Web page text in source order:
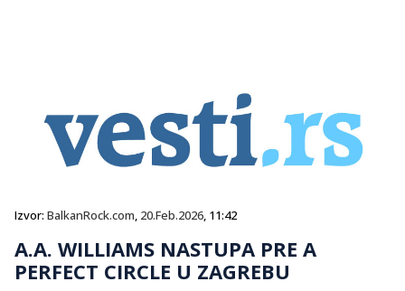
Izvor: BalkanRock.com, 20.Feb.2026, 11:42
A.A. WILLIAMS NASTUPA PRE A
PERFECT CIRCLE U ZAGREBU